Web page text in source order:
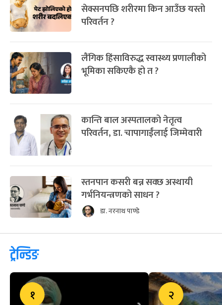
सेक्सनपछि शरीरमा किन आउँछ यस्तो
परिवर्तन ?
लैंगिक हिंसाविरुद्ध स्वास्थ्य प्रणालीको
भूमिका सकिएकै हो त ?
कान्ति बाल अस्पतालको नेतृत्व
परिवर्तन, डा. चापागाईंलाई जिम्मेवारी
स्तनपान कसरी बन्न सक्छ अस्थायी
गर्भनियन्त्रणको साधन ?
डा. नरनाथ पाण्डे
ट्रेन्डिङ
१ २